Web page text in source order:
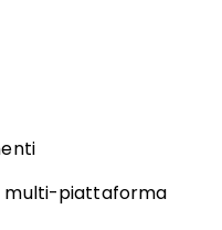
multi-piattaforma